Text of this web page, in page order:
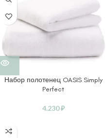
Набор полотенец OASIS Simply
Perfect
4.230₽